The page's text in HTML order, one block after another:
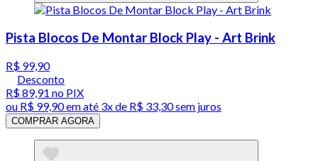
Pista Blocos De Montar Block Play - Art Brink
R$ 99,90
Desconto
R$ 89,91 no PIX
ou R$ 99,90em até 3x de R$ 33,30 sem juros
COMPRAR AGORA